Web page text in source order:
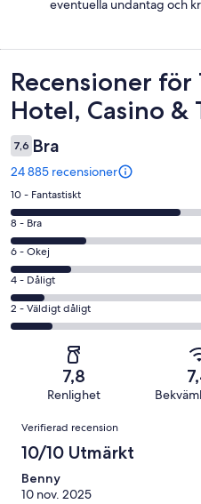
eventuella undantag och
Recensioner
Recensioner för
Hotel, Casino &
7,6 Bra
24 885 recensioner
10
-
Fantastiskt
i
betyg.
11158
av
24885
recensioner
10 - Fantastiskt
8
-
Bra
i
betyg.
4933
recensioner
8 - Bra
6
-
Okej
i
betyg.
recensioner
6 - Okej
4
-
Dåligt
recensioner
4 - Dåligt
2
-
betyg.
2767
24885
recensioner
2 - Väldigt dåligt
7,8
Renlighet
Recensioner
Verifierad recension
10/10 Utmärkt
Benny
10 nov. 2025